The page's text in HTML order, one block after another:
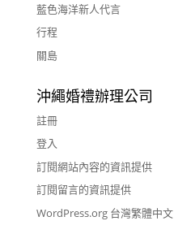
藍色海洋新人代言
行程
關島
沖繩婚禮辦理公司
註冊
登入
訂閱網站內容的資訊提供
訂閱留言的資訊提供
WordPress.org 台灣繁體中文